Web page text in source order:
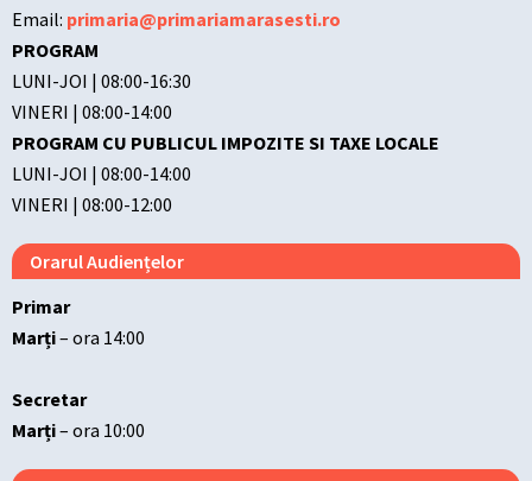
Email: primaria@primariamarasesti.ro
PROGRAM
LUNI-JOI | 08:00-16:30
VINERI | 08:00-14:00
PROGRAM CU PUBLICUL IMPOZITE SI TAXE LOCALE
LUNI-JOI | 08:00-14:00
VINERI | 08:00-12:00
Orarul Audiențelor
Primar
Marți– ora 14:00
Secretar
Marți– ora 10:00